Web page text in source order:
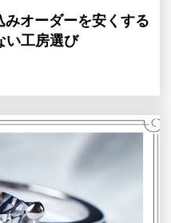
みオーダーを安くする
い工房選び